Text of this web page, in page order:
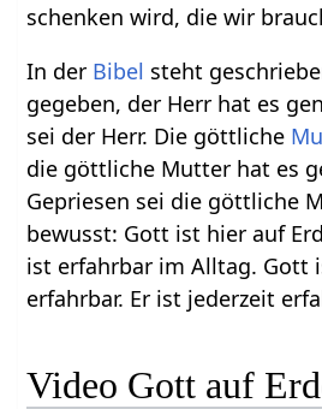
schenken wird, die wir
In der Bibel steht
gegeben, der Herr hat es
sei der Herr. Die göttliche
die göttliche Mutter hat es
Gepriesen sei die göttliche
bewusst: Gott ist hier auf
ist erfahrbar im Alltag. Gott
erfahrbar. Er ist jederzeit
Video Gott auf